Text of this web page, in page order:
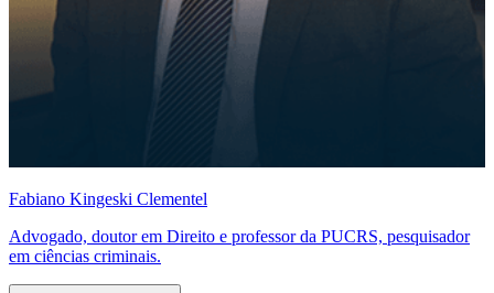
Fabiano Kingeski Clementel
Advogado, doutor em Direito e professor da PUCRS, pesquisador
em ciências criminais.